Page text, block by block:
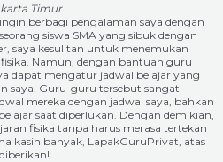
Timur
berbagi pengalaman saya dengan
siswa SMA yang sibuk dengan
saya kesulitan untuk menemukan
Namun, dengan bantuan guru
dapat mengatur jadwal belajar yang
saya. Guru-guru tersebut sangat
mereka dengan jadwal saya, bahkan
saat diperlukan. Dengan demikian,
fisika tanpa harus merasa tertekan
kasih banyak, LapakGuruPrivat, atas